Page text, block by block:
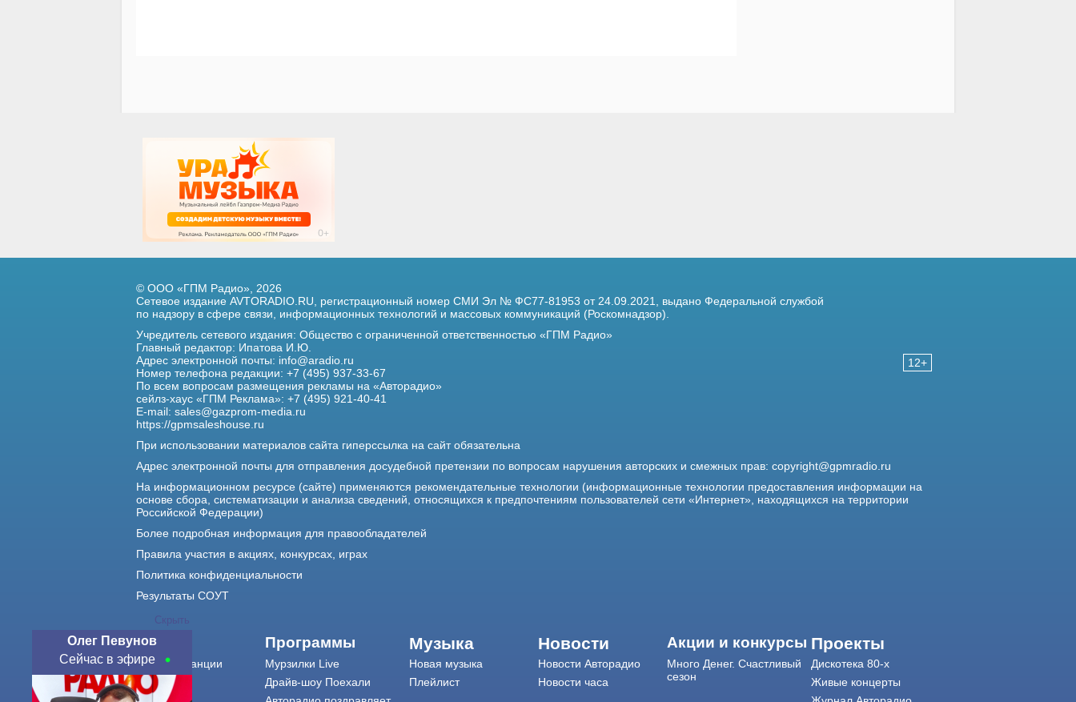
Скрыть
Олег Певунов
Сейчас в эфире
12+
© ООО «ГПМ Радио», 2026
Сетевое издание AVTORADIO.RU, регистрационный номер СМИ Эл № ФС77-81953 от 24.09.2021,
выдано Федеральной службой
по надзору в сфере связи,
информационных технологий и массовых коммуникаций (Роскомнадзор).
Учредитель сетевого издания: Общество с ограниченной ответственностью «ГПМ Радио»
Главный редактор: Ипатова И.Ю.
Адрес электронной почты: info@aradio.ru
Номер телефона редакции: +7 (495) 937-33-67
По всем вопросам размещения рекламы на «Авторадио»
сейлз-хаус «ГПМ Реклама»: +7 (495) 921-40-41
E-mail: sales@gazprom-media.ru
https://gpmsaleshouse.ru
При использовании материалов сайта гиперссылка на сайт обязательна
Адрес электронной почты для отправления досудебной претензии по вопросам нарушения авторских и смежных прав: copyright@gpmradio.ru
На информационном ресурсе (сайте) применяются рекомендательные технологии (информационные технологии предоставления информации на
основе сбора, систематизации и анализа сведений, относящихся к предпочтениям пользователей сети «Интернет», находящихся на территории
Российской Федерации)
Более подробная информация для правообладателей
Правила участия в акциях, конкурсах, играх
Политика конфиденциальности
Результаты СОУТ
О нас
О радиостанции
Команда
Программы
Мурзилки Live
Драйв-шоу Поехали
Музыка
Новая музыка
Плейлист
Новости
Новости Авторадио
Новости часа
Акции и конкурсы
Много Денег. Счастливый
сезон
Проекты
Дискотека 80-х
Живые концерты